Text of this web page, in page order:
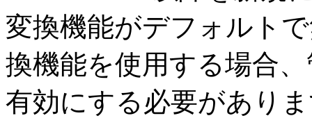
変換機能がデフォルト
換機能を使用する場合
有効にする必要があり